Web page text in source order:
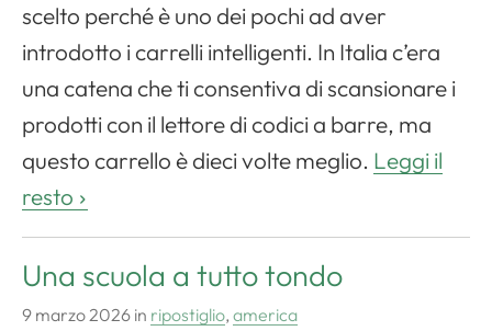
scelto perché è uno dei pochi ad aver
introdotto i carrelli intelligenti. In Italia c’era
una catena che ti consentiva di scansionare i
prodotti con il lettore di codici a barre, ma
questo carrello è dieci volte meglio. Leggi il
resto
Una scuola a tutto tondo
9 marzo 2026 in ripostiglio, america